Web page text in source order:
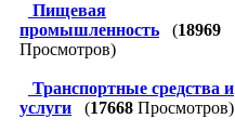
Пищевая
промышленность
(18969
Просмотров)
Транспортные средства и
услуги
(17668 Просмотров)